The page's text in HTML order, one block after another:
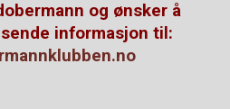
og ønsker å
informasjon til: